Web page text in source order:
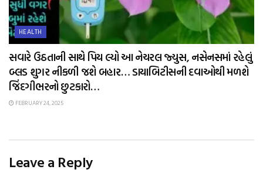
HEALTH
સવારે ઉઠતાની સાથે પિય લ્યો આ નેચરલ જ્યુસ, નસેનસમાં રહેલું
બ્લડ શુગર નીકળી જશે બહાર… ડાયાબિટીસની દવાઓથી મળશે
જિંદગીભરનો છુટકારો…
FEBRUARY 24, 2025
Leave a Reply